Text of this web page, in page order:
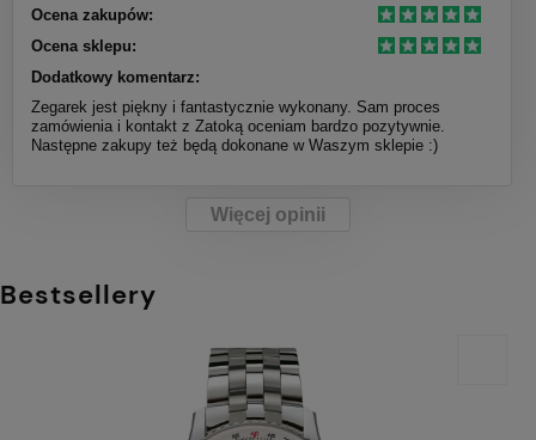
Ocena zakupów:
Ocena sklepu:
Dodatkowy komentarz:
Zegarek jest piękny i fantastycznie wykonany. Sam proces
zamówienia i kontakt z Zatoką oceniam bardzo pozytywnie.
Następne zakupy też będą dokonane w Waszym sklepie :)
Więcej opinii
Bestsellery